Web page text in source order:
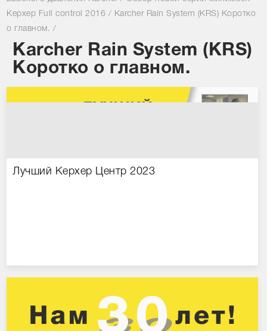
Керхер Full control 2016 / Karcher Rain System (KRS) Коротко
о главном. /
Karcher Rain System (KRS)
Коротко о главном.
Лучший Керхер Центр 2023
Сравнение товаров